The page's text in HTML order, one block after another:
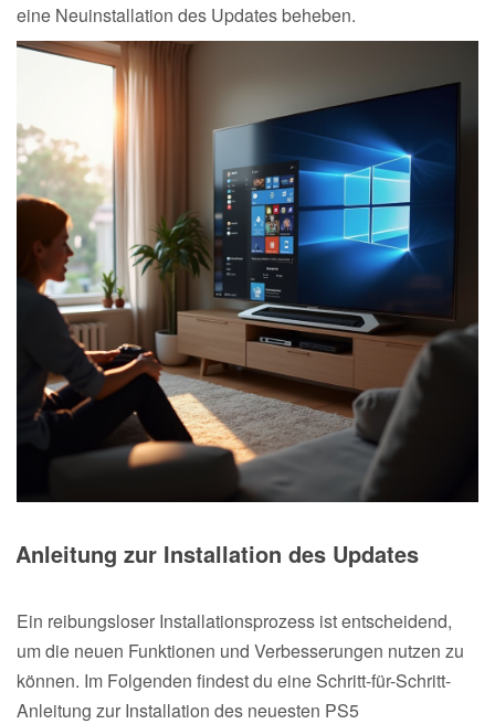
eine Neuinstallation des Updates beheben.
Anleitung zur Installation des Updates
Ein reibungsloser Installationsprozess ist entscheidend,
um die neuen Funktionen und Verbesserungen nutzen zu
können. Im Folgenden findest du eine Schritt-für-Schritt-
Anleitung zur Installation des neuesten PS5